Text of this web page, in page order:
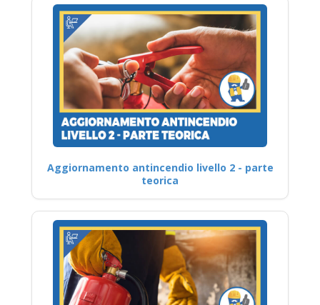
Aggiornamento antincendio livello 2 - parte
teorica